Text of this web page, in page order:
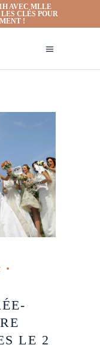
AVEC MLLE
CLÉS POUR
!
LE 2